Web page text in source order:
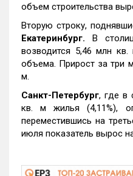
объем строительства
Вторую строку,
Екатеринбург. В
возводится 5,46 млн
объема. Прирост за три
м.
Санкт-Петербург, где в
кв. м жилья (4,11%),
переместившись на
июля показатель вырос